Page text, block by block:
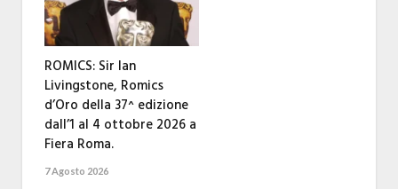
ROMICS: Sir Ian
Livingstone, Romics
d’Oro della 37^ edizione
dall’1 al 4 ottobre 2026 a
Fiera Roma.
7 Agosto 2026